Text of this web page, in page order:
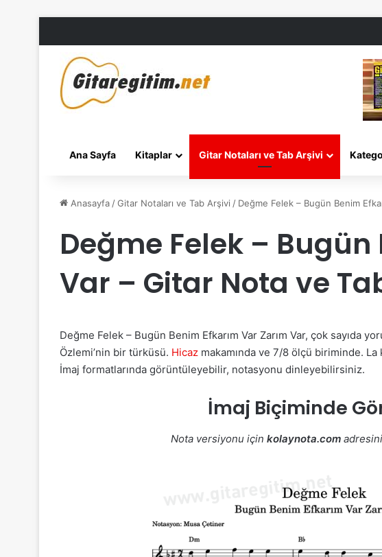
Ana Sayfa Kitaplar Gitar Notaları ve Tab Arşivi
Anasayfa /Gitar Notaları ve Tab Arşivi / Değme Felek – Bugün Benim
Değme Felek – Bugün
Var – Gitar Nota ve
Değme Felek – Bugün Benim Efkarım Var Zarım Var, çok sayıda
Özlemi’nin bir türküsü. Hicaz makamında ve 7/8 ölçü biriminde. La
İmaj formatlarında görüntüleyebilir, notasyonu dinleyebilirsiniz.
İmaj Biçiminde
Nota versiyonu için kolaynota.com